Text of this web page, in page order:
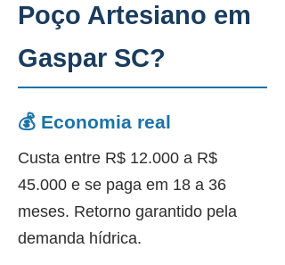
Poço Artesiano em
Gaspar SC?
💰 Economia real
Custa entre R$ 12.000 a R$
45.000 e se paga em 18 a 36
meses. Retorno garantido pela
demanda hídrica.